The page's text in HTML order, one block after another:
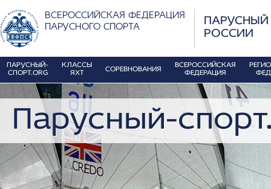
ВСЕРОССИЙСКАЯ ФЕДЕРАЦИЯ
ПАРУСНОГО СПОРТА
ПАРУСНЫЙ
РОССИИ
ПАРУСНЫЙ-
СПОРТ.ORG
КЛАССЫ
ЯХТ
СОРЕВНОВАНИЯ
ВСЕРОССИЙСКАЯ
ФЕДЕРАЦИЯ
Парусный-